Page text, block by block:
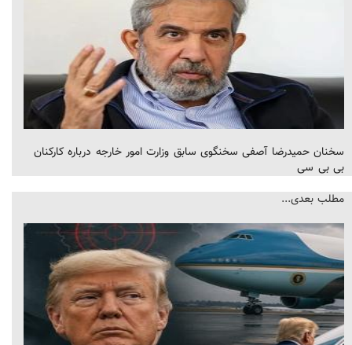
سخنان حمیدرضا آصفی سخنگوی سابق وزارت امور خارجه درباره کارکنان
بی بی سی
مطلب بعدی...